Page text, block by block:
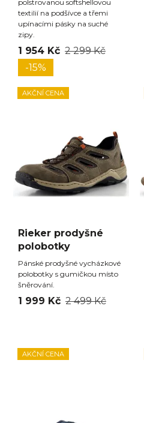
polstrovanou softshellovou
textilií na podšívce a třemi
upínacími pásky na suché
zipy.
1 954 Kč 2 299 Kč
-15%
AKČNÍ CENA
Rieker prodyšné
polobotky
Pánské prodyšné vycházkové
polobotky s gumičkou místo
šněrování.
1 999 Kč 2 499 Kč
AKČNÍ CENA